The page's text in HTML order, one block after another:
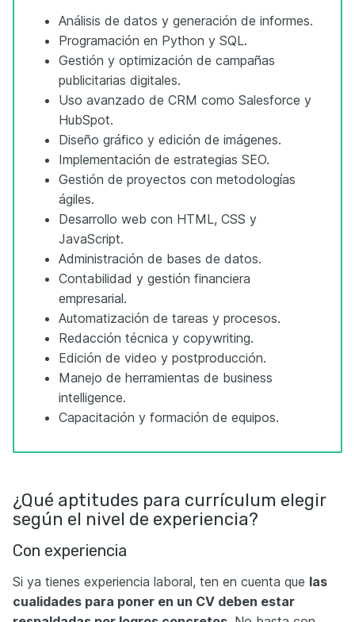
Análisis de datos y generación de informes.
Programación en Python y SQL.
Gestión y optimización de campañas
publicitarias digitales.
Uso avanzado de CRM como Salesforce y
HubSpot.
Diseño gráfico y edición de imágenes.
Implementación de estrategias SEO.
Gestión de proyectos con metodologías
ágiles.
Desarrollo web con HTML, CSS y
JavaScript.
Administración de bases de datos.
Contabilidad y gestión financiera
empresarial.
Automatización de tareas y procesos.
Redacción técnica y copywriting.
Edición de video y postproducción.
Manejo de herramientas de business
intelligence.
Capacitación y formación de equipos.
¿Qué aptitudes para currículum elegir
según el nivel de experiencia?
Con experiencia
Si ya tienes experiencia laboral, ten en cuenta que las
cualidades para poner en un CV deben estar